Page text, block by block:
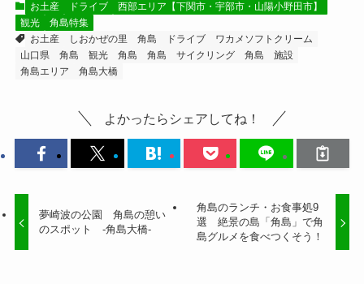
お土産 ドライブ
西部エリア【下関市・宇部市・山陽小野田市】
観光
角島特集
お土産
しおかぜの里 角島 ドライブ
ワカメソフトクリーム
山口県 角島
観光 角島 角島 サイクリング
角島 施設
角島エリア
角島大橋
よかったらシェアしてね！
夢崎波の公園 角島の憩い
のスポット -角島大橋-
角島のランチ・お食事処9
選 絶景の島「角島」で角
島グルメを食べつくそう！